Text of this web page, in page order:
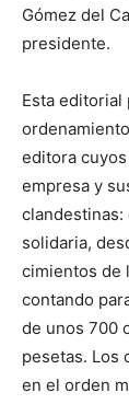
Gómez del
presidente.
Esta editorial
editora
empresa y
solidaria,
cimientos de
contando
de unos 700
pesetas. Los
en el orden